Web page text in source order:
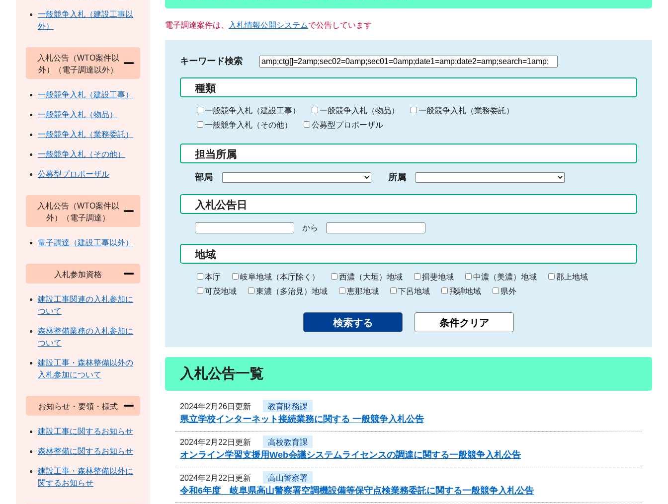
電子調達案件は、 入札情報公開システムで公告しています
キーワード検索
検
る
キ
ー
ー
入
力
種類
一般競争入札（建設工事） 一般競争入札（物品）
一般競争入札（業務委託）
一般競争入札（その他）
公募型プロポーザル
担当所属
部局 所属
入札公告日
の
始
ま
り
から
終
わ
り
地域
本庁 岐阜地域（本庁除く） 西濃（大垣）地域 揖斐地域 中濃（美濃）地域
郡上地域
可茂地域
東濃（多治見）地域 恵那地域 下呂地域 飛騨地域 県外
入札公告一覧
2024年2月26日更新 教育財務課
県立学校インターネット接続業務に関する 一般競争入札公告
2024年2月22日更新 高校教育課
オンライン学習支援用Web会議システムライセンスの調達に関する一般競争入札公告
2024年2月22日更新 高山警察署
令和6年度 岐阜県高山警察署空調機設備等保守点検業務委託に関する一般競争入札公告
一般競争入札（建設工事以
外）
入札公告（WTO案件以
外）（電子調達以外）
一般競争入札（建設工事）
一般競争入札（物品）
一般競争入札（業務委託）
一般競争入札（その他）
公募型プロポーザル
入札公告（WTO案件以
外）（電子調達）
電子調達（建設工事以外）
入札参加資格
建設工事関連の入札参加に
ついて
森林整備業務の入札参加に
ついて
建設工事・森林整備以外の
入札参加について
お知らせ・要領・様式
建設工事に関するお知らせ
森林整備に関するお知らせ
建設工事・森林整備以外に
関するお知らせ